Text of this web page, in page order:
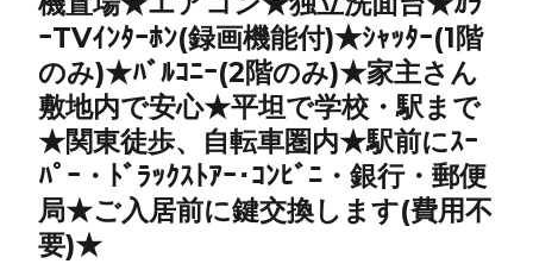
ｰTVｲﾝﾀｰﾎﾝ(録画機能付)★ｼｬｯﾀｰ(1階
のみ)★ﾊﾞﾙｺﾆｰ(2階のみ)★家主さん
敷地内で安心★平坦で学校・駅まで
★関東徒歩、自転車圏内★駅前にｽｰ
ﾊﾟｰ・ﾄﾞﾗｯｸｽﾄｱｰ･ｺﾝﾋﾞﾆ・銀行・郵便
局★ご入居前に鍵交換します(費用不
要)★